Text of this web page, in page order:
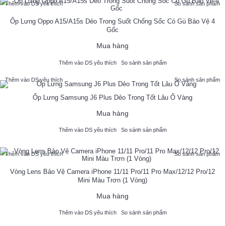
Thêm vào DS yêu thích So sánh sản phẩm
Ốp Lưng Oppo A15/A15s Dẻo Trong Suốt Chống Sốc Có Gù Bảo Vệ 4
Gốc
Mua hàng
Thêm vào DS yêu thích So sánh sản phẩm
Thêm vào DS yêu thích So sánh sản phẩm
Ốp Lưng Samsung J6 Plus Dẻo Trong Tốt Lâu Ố Vàng
Mua hàng
Thêm vào DS yêu thích So sánh sản phẩm
Thêm vào DS yêu thích So sánh sản phẩm
Vòng Lens Bảo Vệ Camera iPhone 11/11 Pro/11 Pro Max/12/12 Pro/12
Mini Màu Trơn (1 Vòng)
Mua hàng
Thêm vào DS yêu thích So sánh sản phẩm